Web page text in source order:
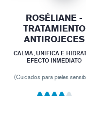
ROSÉLIANE -
TRATAMIENTO
ANTIROJECES
CALMA, UNIFICA E
EFECTO INMEDIATO
(Cuidados para pieles